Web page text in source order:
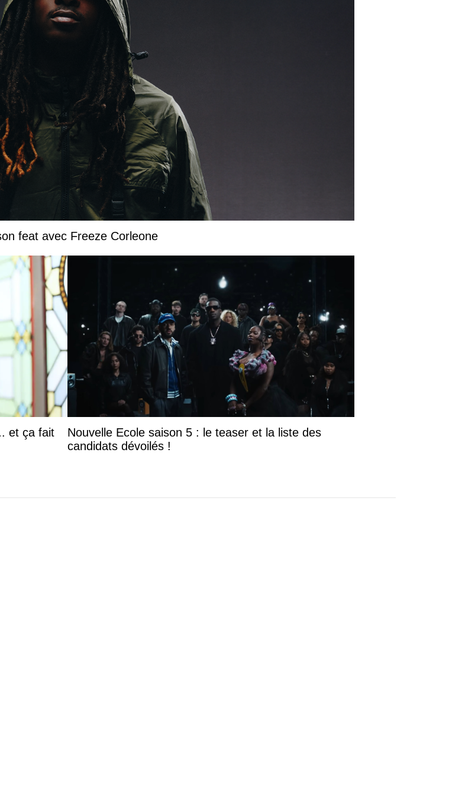
feat avec Freeze Corleone
et ça fait
Nouvelle Ecole saison 5 : le teaser et la liste des
candidats dévoilés !